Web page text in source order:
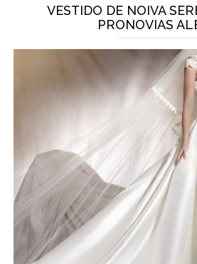
VESTIDO DE NOIVA
PRONOVIAS